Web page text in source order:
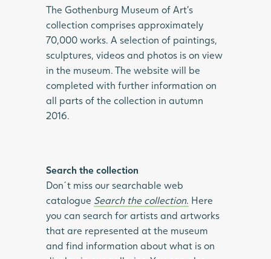
The Gothenburg Museum of Art’s
collection comprises approximately
70,000 works. A selection of paintings,
sculptures, videos and photos is on view
in the museum. The website will be
completed with further information on
all parts of the collection in autumn
2016.
Search the collection
Don´t miss our searchable web
catalogue Search the collection. Here
you can search for artists and artworks
that are represented at the museum
and find information about what is on